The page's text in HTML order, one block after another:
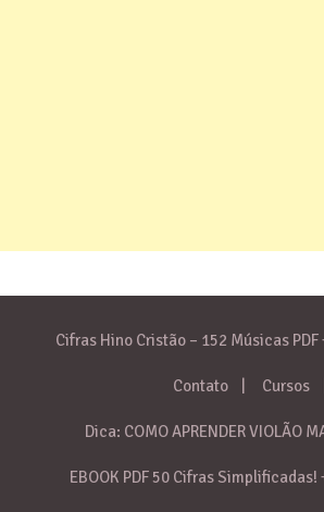
Cifras Hino Cristão – 152 Músicas PDF
Contato Cursos
Dica: COMO APRENDER VIOLÃO
EBOOK PDF 50 Cifras Simplificadas!